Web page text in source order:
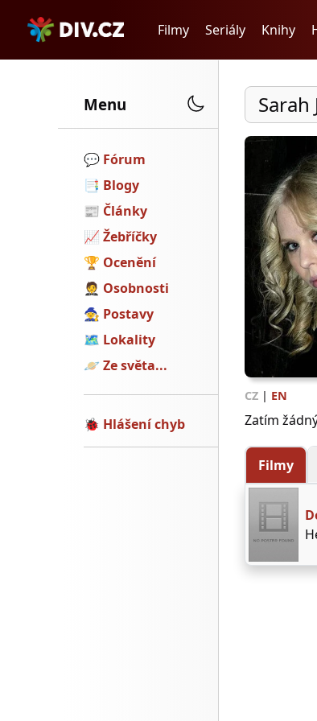
Filmy Seriály Knihy
Menu
💬️ Fórum
📑 Blogy
📰 Články
📈 Žebříčky
🏆 Ocenění
🤵 Osobnosti
🧙 Postavy
🗺 Lokality
🪐 Ze světa...
🐞 Hlášení chyb
Sarah
CZ | EN
Zatím
Filmy